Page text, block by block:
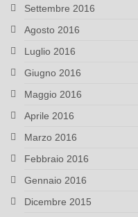
Settembre 2016
Agosto 2016
Luglio 2016
Giugno 2016
Maggio 2016
Aprile 2016
Marzo 2016
Febbraio 2016
Gennaio 2016
Dicembre 2015